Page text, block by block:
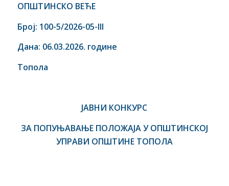
ОПШТИНСКО ВЕЋЕ
Број: 100-5/2026-05-III
Дана: 06.03.2026. године
Топола
ЈАВНИ КОНКУРС
ЗА ПОПУЊАВАЊЕ ПОЛОЖАЈА У ОПШТИНСКОЈ
УПРАВИ ОПШТИНЕ ТОПОЛА